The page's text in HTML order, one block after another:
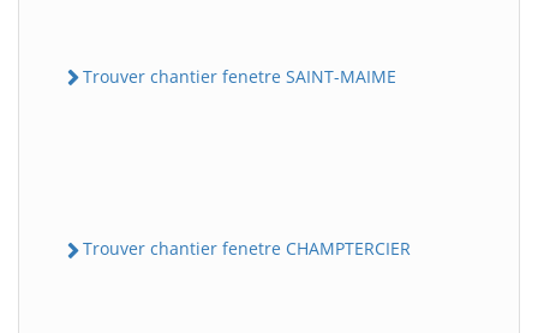
Trouver chantier fenetre SAINT-MAIME
Trouver chantier fenetre CHAMPTERCIER